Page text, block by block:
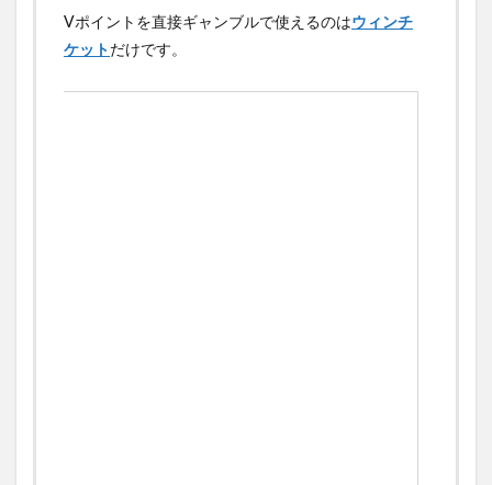
Vポイントを直接ギャンブルで使えるのはウィンチ
ケット だけです。